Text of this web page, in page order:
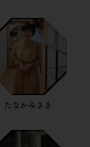
たなかみさき